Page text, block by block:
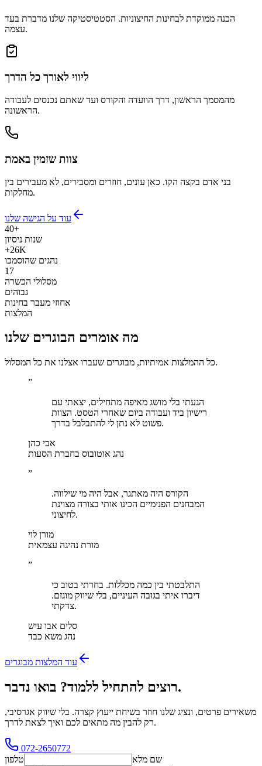
הכנה ממוקדת לבחינות החיצוניות. הסטטיסטיקה שלנו מדברת בעד
עצמה.
ליווי לאורך כל הדרך
מהמסמך הראשון, דרך הוועדה והקורס ועד שאתם נכנסים לעבודה
הראשונה.
צוות שזמין באמת
בני אדם בקצה הקו. כאן עונים, חוזרים ומסבירים, לא מעבירים בין
מחלקות.
עוד על הגישה שלנו
40+
שנות ניסיון
+26K
נהגים שהוסמכו
17
מסלולי הכשרה
גבוהים
אחוזי מעבר בחינות
המלצות
מה אומרים הבוגרים שלנו
כל ההמלצות אמיתיות, מבוגרים שעברו אצלנו את כל המסלול.
”
הגעתי בלי מושג מאיפה מתחילים, יצאתי עם
רישיון ביד ועבודה ביום שאחרי הטסט. הצוות
פשוט לא נתן לי להתבלבל בדרך.
אבי כהן
נהג אוטובוס בחברת הסעות
”
הקורס היה מאתגר, אבל היה מי שילווה.
המבחנים הפנימיים הכינו אותי בצורה מצוינת
לחיצוני.
מורן לוי
מורת נהיגה עצמאית
”
התלבטתי בין כמה מכללות. בחרתי בטוב כי
דיברו איתי בגובה העיניים, בלי שיווק מוגזם.
צדקתי.
סלים אבו עיש
נהג משא כבד
עוד המלצות מבוגרים
רוצים להתחיל ללמוד? בואו נדבר.
משאירים פרטים, ונציג שלנו חוזר בשיחת ייעוץ קצרה. בלי שיווק אגרסיבי,
רק להבין מה מתאים לכם ואיך לצאת לדרך.
072-2650772
שם מלא
טלפון